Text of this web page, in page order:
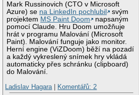
Mark Russinovich (CTO v Microsoft
Azure) se na LinkedIn pochlubil
svým
projektem MS Paint Doom
napsaným
pomocí Claude. Hru Doom umožňuje
hrát v programu Malování (Microsoft
Paint). Malování funguje jako monitor.
Herní engine (ViZDoom) běží na pozadí
a každý vykreslený snímek hry vkládá
automaticky přes schránku (clipboard)
do Malování.
Ladislav Hagara
Komentářů: 2